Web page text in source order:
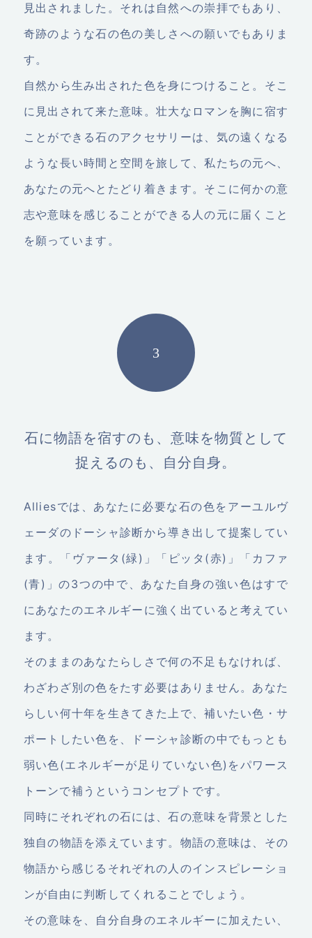
見出されました。それは自然への崇拝でもあり、
奇跡のような石の色の美しさへの願いでもありま
す。
自然から生み出された色を身につけること。そこ
に見出されて来た意味。壮大なロマンを胸に宿す
ことができる石のアクセサリーは、気の遠くなる
ような長い時間と空間を旅して、私たちの元へ、
あなたの元へとたどり着きます。そこに何かの意
志や意味を感じることができる人の元に届くこと
を願っています。
石に物語を宿すのも、意味を物質として
捉えるのも、自分自身。
Alliesでは、あなたに必要な石の色をアーユルヴ
ェーダのドーシャ診断から導き出して提案してい
ます。「ヴァータ(緑)」「ピッタ(赤)」「カファ
(青)」の3つの中で、あなた自身の強い色はすで
にあなたのエネルギーに強く出ていると考えてい
ます。
そのままのあなたらしさで何の不足もなければ、
わざわざ別の色をたす必要はありません。あなた
らしい何十年を生きてきた上で、補いたい色・サ
ポートしたい色を、ドーシャ診断の中でもっとも
弱い色(エネルギーが足りていない色)をパワース
トーンで補うというコンセプトです。
同時にそれぞれの石には、石の意味を背景とした
独自の物語を添えています。物語の意味は、その
物語から感じるそれぞれの人のインスピレーショ
ンが自由に判断してくれることでしょう。
その意味を、自分自身のエネルギーに加えたい、